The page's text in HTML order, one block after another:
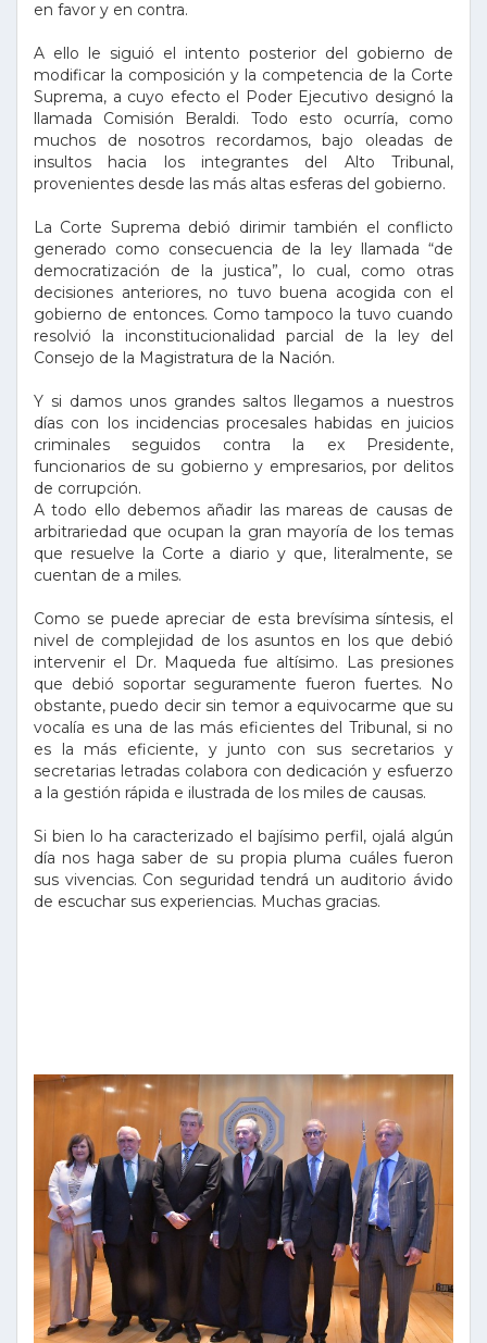
en favor y en contra.
A ello le siguió el intento posterior del gobierno de
modificar la composición y la competencia de la Corte
Suprema, a cuyo efecto el Poder Ejecutivo designó la
llamada Comisión Beraldi. Todo esto ocurría, como
muchos de nosotros recordamos, bajo oleadas de
insultos hacia los integrantes del Alto Tribunal,
provenientes desde las más altas esferas del gobierno.
La Corte Suprema debió dirimir también el conflicto
generado como consecuencia de la ley llamada “de
democratización de la justica”, lo cual, como otras
decisiones anteriores, no tuvo buena acogida con el
gobierno de entonces. Como tampoco la tuvo cuando
resolvió la inconstitucionalidad parcial de la ley del
Consejo de la Magistratura de la Nación.
Y si damos unos grandes saltos llegamos a nuestros
días con los incidencias procesales habidas en juicios
criminales seguidos contra la ex Presidente,
funcionarios de su gobierno y empresarios, por delitos
de corrupción.
A todo ello debemos añadir las mareas de causas de
arbitrariedad que ocupan la gran mayoría de los temas
que resuelve la Corte a diario y que, literalmente, se
cuentan de a miles.
Como se puede apreciar de esta brevísima síntesis, el
nivel de complejidad de los asuntos en los que debió
intervenir el Dr. Maqueda fue altísimo. Las presiones
que debió soportar seguramente fueron fuertes. No
obstante, puedo decir sin temor a equivocarme que su
vocalía es una de las más eficientes del Tribunal, si no
es la más eficiente, y junto con sus secretarios y
secretarias letradas colabora con dedicación y esfuerzo
a la gestión rápida e ilustrada de los miles de causas.
Si bien lo ha caracterizado el bajísimo perfil, ojalá algún
día nos haga saber de su propia pluma cuáles fueron
sus vivencias. Con seguridad tendrá un auditorio ávido
de escuchar sus experiencias. Muchas gracias.